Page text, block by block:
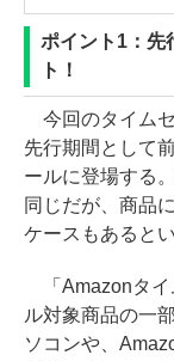
ポイント1：先
ト！
今回のタイムセ
先行期間として
ールに登場する
同じだが、商品
ケースもあるとい
「Amazonタイ
ル対象商品の一
ソコンや、